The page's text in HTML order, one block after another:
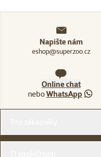
Napište nám
eshop@superzoo.cz
Online chat
neboWhatsApp